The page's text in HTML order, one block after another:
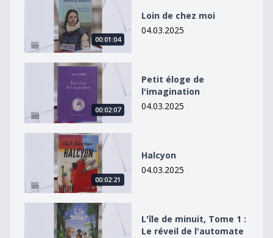
00:01:04
Loin de chez moi
04.03.2025
Petit éloge de l&#039;imagination
00:02:07
Petit éloge de
l'imagination
04.03.2025
Halcyon
00:02:21
Halcyon
04.03.2025
L&#039;île de minuit, Tome 1 : Le réveil de
L'île de minuit, Tome 1 :
Le réveil de l'automate